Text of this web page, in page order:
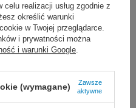
12V/4A
12V
realizacji usług zgodnie z
określić warunki
w Twojej przeglądarce.
i prywatności można
i warunki Google
(wymagane)
Zawsze
aktywne